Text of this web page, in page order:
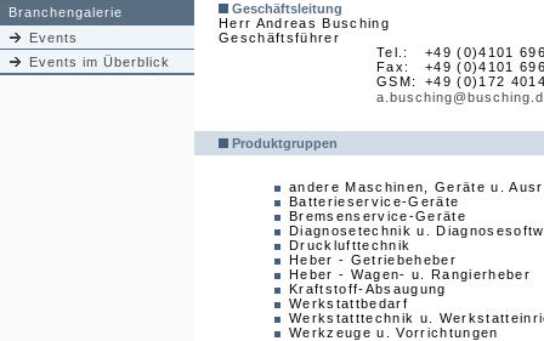
Branchengalerie
Events
Events im Überblick
Geschäftsleitung
Herr Andreas Busching
Geschäftsführer
Tel.:
+49 (0)4101
Fax:
+49 (0)4101
GSM:
+49 (0)172
Produktgruppen
andere Maschinen, Geräte u.
Batterieservice-Geräte
Bremsenservice-Geräte
Diagnosetechnik u.
Drucklufttechnik
Heber - Getriebeheber
Heber - Wagen- u. Rangierheber
Kraftstoff-Absaugung
Werkstattbedarf
Werkstatttechnik u.
Werkzeuge u. Vorrichtungen